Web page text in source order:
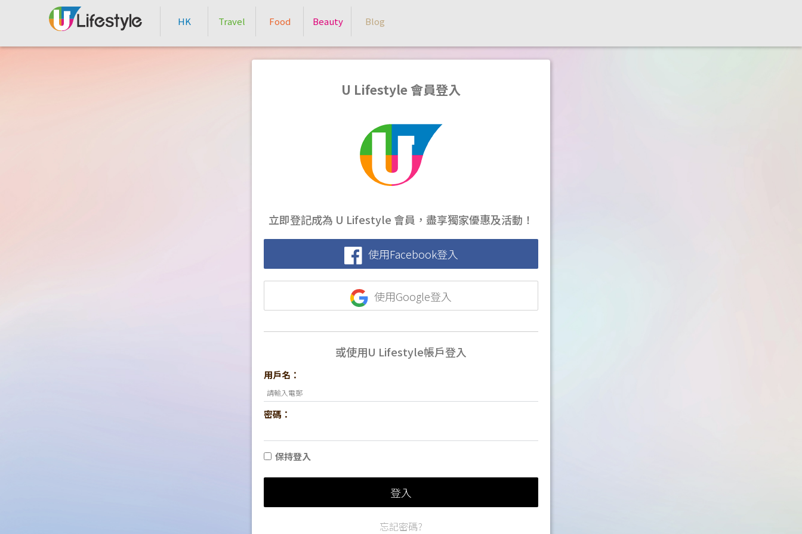
HK Travel Food Beauty Blog
U Lifestyle 會員登入
立即登記成為 U Lifestyle 會員，盡享獨家優惠及活動！
使用Facebook登入
使用Google登入
或使用U Lifestyle帳戶登入
用戶名：
密碼：
保持登入
登入
忘記密碼?